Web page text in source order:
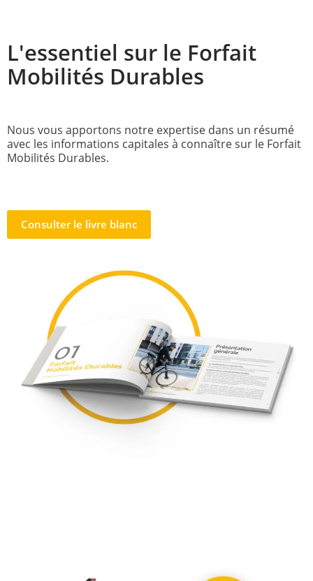
L'essentiel sur le Forfait
Mobilités Durables
Nous vous apportons notre expertise dans un résumé
avec les informations capitales à connaître sur le Forfait
Mobilités Durables.
Consulter le livre blanc